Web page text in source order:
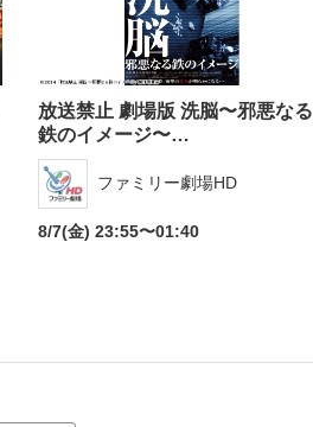
放送禁止 劇場版 洗脳〜邪悪なる
鉄のイメージ〜…
ファミリー劇場HD
8/7(金) 23:55〜01:40